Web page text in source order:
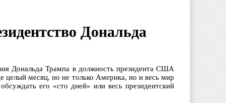
Дональда
Дональда Трампа в должность президента США
целый месяц, но не только Америка, но и весь мир
его «сто дней» или весь президентский